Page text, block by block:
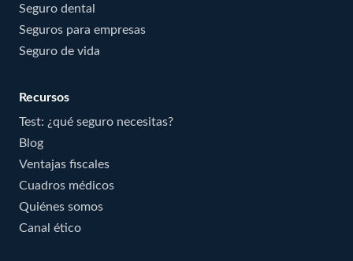
Seguro dental
Seguros para empresas
Seguro de vida
Recursos
Test: ¿qué seguro necesitas?
Blog
Ventajas fiscales
Cuadros médicos
Quiénes somos
Canal ético